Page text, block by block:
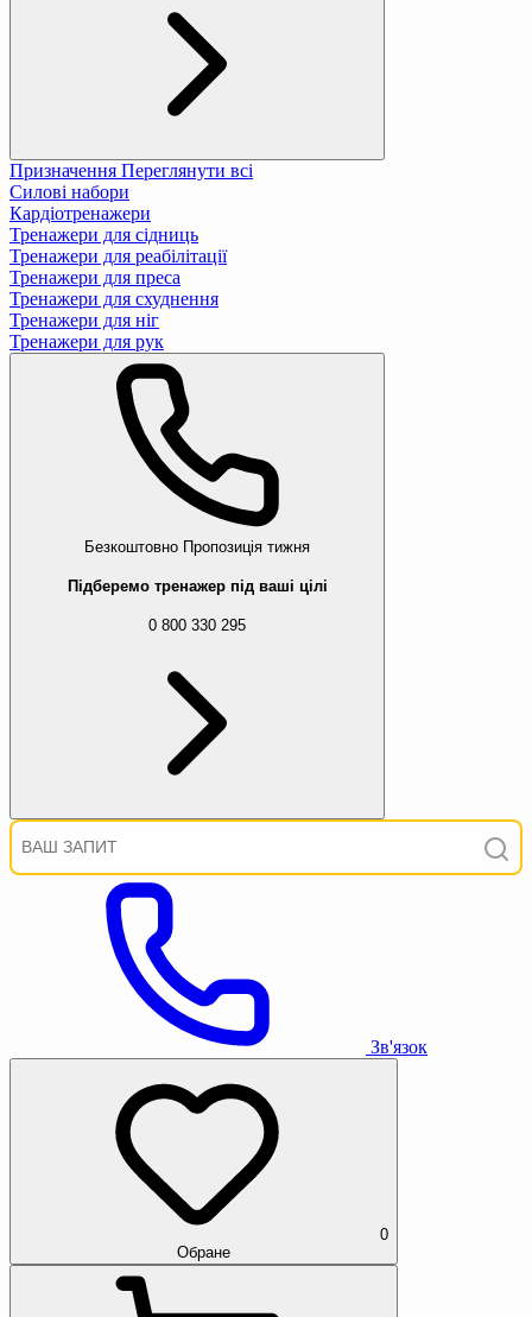
Призначення Переглянути всі
Силові набори
Кардіотренажери
Тренажери для сідниць
Тренажери для реабілітації
Тренажери для преса
Тренажери для схуднення
Тренажери для ніг
Тренажери для рук
Безкоштовно Пропозиція тижня
Підберемо тренажер під ваші цілі
0 800 330 295
Зв'язок
0
Обране